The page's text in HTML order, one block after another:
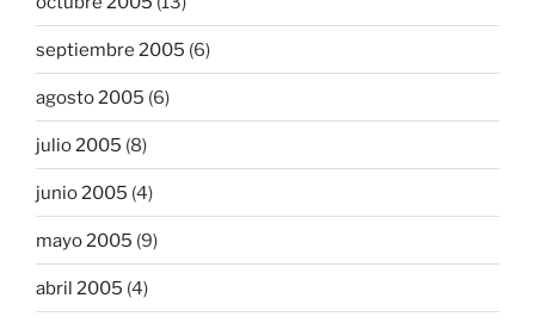
septiembre 2005 (6)
agosto 2005 (6)
julio 2005 (8)
junio 2005 (4)
mayo 2005 (9)
abril 2005 (4)